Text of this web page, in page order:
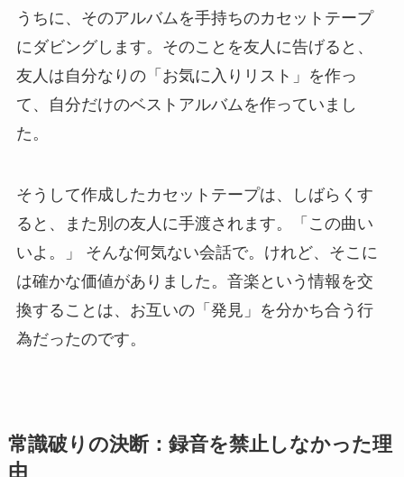
うちに、そのアルバムを手持ちのカセットテープ
にダビングします。そのことを友人に告げると、
友人は自分なりの「お気に入りリスト」を作っ
て、自分だけのベストアルバムを作っていまし
た。
そうして作成したカセットテープは、しばらくす
ると、また別の友人に手渡されます。「この曲い
いよ。」 そんな何気ない会話で。けれど、そこに
は確かな価値がありました。音楽という情報を交
換することは、お互いの「発見」を分かち合う行
為だったのです。
常識破りの決断：録音を禁止しなかった理
由